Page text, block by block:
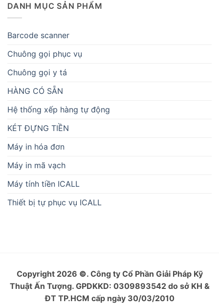
DANH MỤC SẢN PHẨM
Barcode scanner
Chuông gọi phục vụ
Chuông gọi y tá
HÀNG CÓ SẴN
Hệ thống xếp hàng tự động
KÉT ĐỰNG TIỀN
Máy in hóa đơn
Máy in mã vạch
Máy tính tiền ICALL
Thiết bị tự phục vụ ICALL
Copyright 2026 ©. Công ty Cổ Phần Giải Pháp Kỹ
Thuật Ấn Tượng. GPDKKD: 0309893542 do sở KH &
ĐT TP.HCM cấp ngày 30/03/2010